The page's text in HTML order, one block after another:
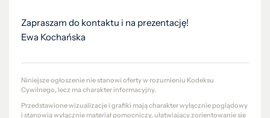
Zapraszam do kontaktu i na prezentację!
Ewa Kochańska
Niniejsze ogłoszenie nie stanowi oferty w rozumieniu Kodeksu
Cywilnego, lecz ma charakter informacyjny.
Przedstawione wizualizacje i grafiki mają charakter wyłącznie poglądowy
i stanowią wyłącznie materiał pomocniczy, ułatwiający zorientowanie się